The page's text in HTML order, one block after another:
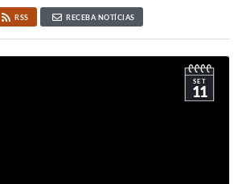
RSS RECEBA NOTÍCIAS
SET
11